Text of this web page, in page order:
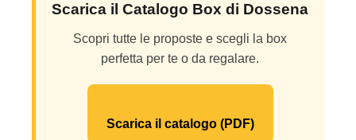
Scarica il Catalogo Box di Dossena
Scopri tutte le proposte e scegli la box
perfetta per te o da regalare.
Scarica il catalogo (PDF)